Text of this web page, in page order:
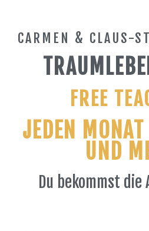
CARMEN & CLAUS-
FREE
JEDEN
UND
Du bekommst die